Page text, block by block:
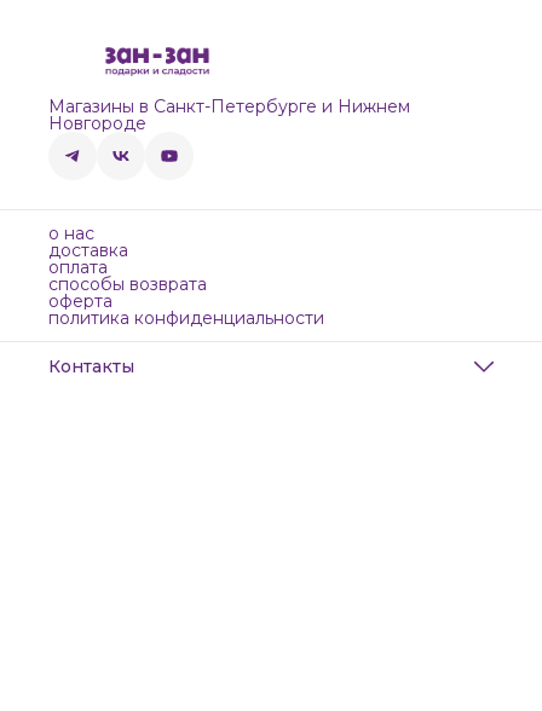
Магазины в Санкт-Петербурге и Нижнем
Новгороде
о нас
доставка
оплата
способы возврата
оферта
политика конфиденциальности
Контакты